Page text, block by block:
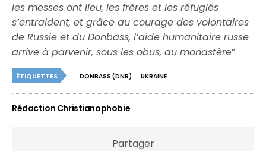
les messes ont lieu, les frères et les réfugiés
s’entraident, et grâce au courage des volontaires
de Russie et du Donbass, l’aide humanitaire russe
arrive à parvenir, sous les obus, au monastère”.
ÉTIQUETTES DONBASS (DNR) UKRAINE
Rédaction Christianophobie
Partager